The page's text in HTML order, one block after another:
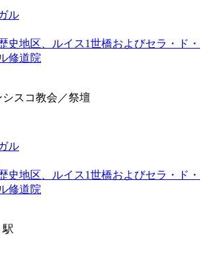
ル
史地区、ルイス1世橋およびセラ・ド・
修道院
スコ教会／祭壇
ル
史地区、ルイス1世橋およびセラ・ド・
修道院
駅